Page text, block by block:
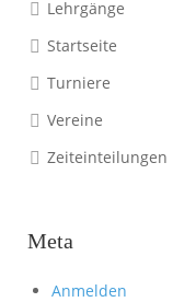
Lehrgänge
Startseite
Turniere
Vereine
Zeiteinteilungen
Meta
Anmelden